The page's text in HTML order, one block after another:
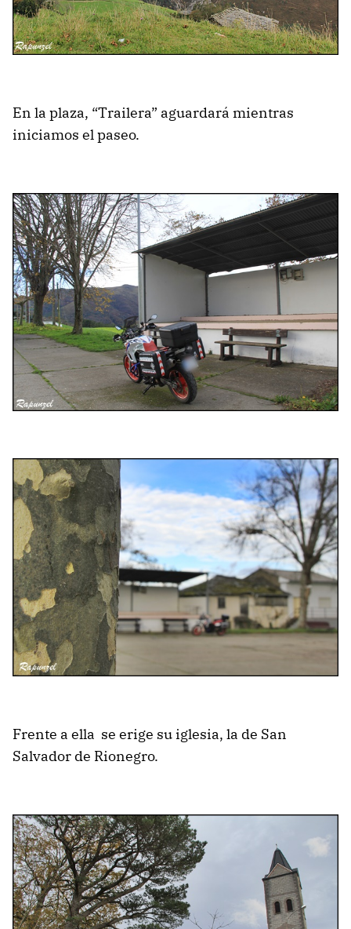
En la plaza, “Trailera” aguardará mientras
iniciamos el paseo.
Frente a ella se erige su iglesia, la de San
Salvador de Rionegro.